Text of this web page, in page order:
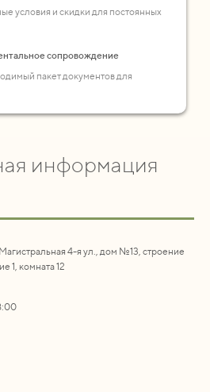
условия и скидки для постоянных
сопровождение
пакет документов для
информация
4-я ул., дом №13, строение
1, комната 12